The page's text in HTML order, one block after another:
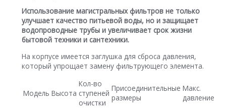
Использование магистральных фильтров не только
улучшает качество питьевой воды, но и защищает
водопроводные трубы и увеличивает срок жизни
бытовой техники и сантехники.
На корпусе имеется заглушка для сброса давления,
который упрощает замену фильтрующего элемента.
Модель Высота
Кол-во
ступеней
очистки
Присоединительные
размеры
Макс.
давление